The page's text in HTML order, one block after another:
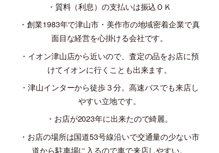
・質料（利息）の支払いは振込ＯＫ
・創業1983年で津山市・美作市の地域密着企業で真
面目な経営を心掛ける会社です。
・イオン津山店から近いので、査定の品をお店に預
けてイオンに行くことも出来ます。
・津山インターから徒歩３分。高速バスでも来店し
やすい立地です。
・お店が2023年に出来たので綺麗。
・お店の場所は国道53号線沿いで交通量の少ない市
道から駐車場に入るので車で来店しやすい。